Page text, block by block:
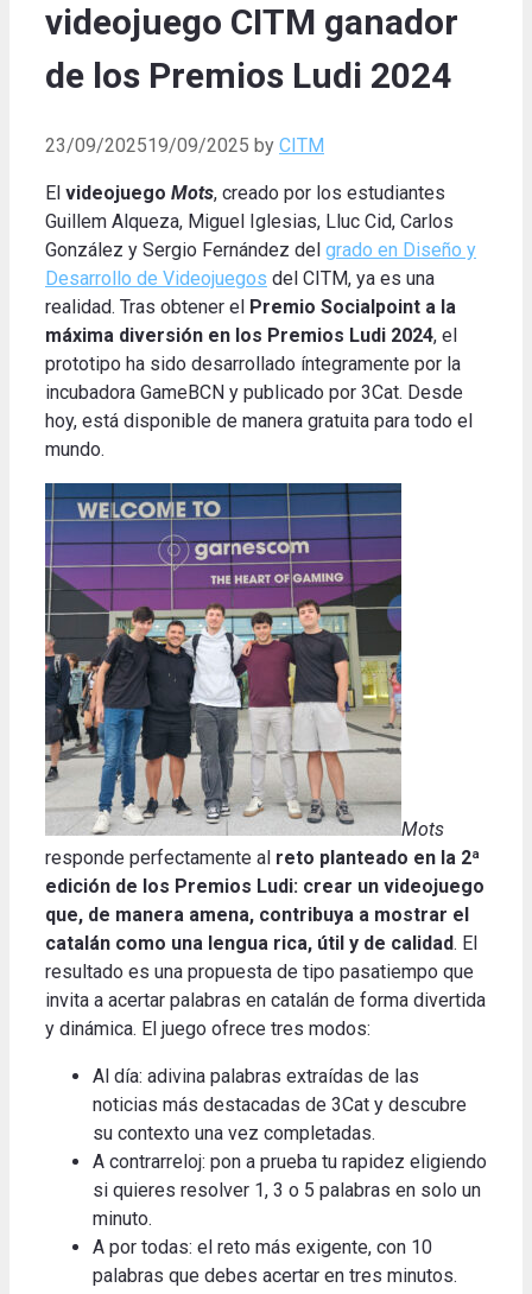
videojuego CITM ganador
de los Premios Ludi 2024
23/09/202519/09/2025 by CITM
El videojuego Mots, creado por los estudiantes
Guillem Alqueza, Miguel Iglesias, Lluc Cid, Carlos
González y Sergio Fernández del grado en Diseño y
Desarrollo de Videojuegos del CITM, ya es una
realidad. Tras obtener el
Premio Socialpoint a la
máxima diversión en los Premios Ludi 2024, el
prototipo ha sido desarrollado íntegramente por la
incubadora GameBCN y publicado por 3Cat. Desde
hoy, está disponible de manera gratuita para todo el
mundo.
Mots
responde perfectamente al reto planteado en la 2ª
edición de los Premios Ludi: crear un videojuego
que, de manera amena, contribuya a mostrar el
catalán como una lengua rica, útil y de calidad. El
resultado es una propuesta de tipo pasatiempo que
invita a acertar palabras en catalán de forma divertida
y dinámica. El juego ofrece tres modos:
Al día: adivina palabras extraídas de las
noticias más destacadas de 3Cat y descubre
su contexto una vez completadas.
A contrarreloj: pon a prueba tu rapidez eligiendo
si quieres resolver 1, 3 o 5 palabras en solo un
minuto.
A por todas: el reto más exigente, con 10
palabras que debes acertar en tres minutos.